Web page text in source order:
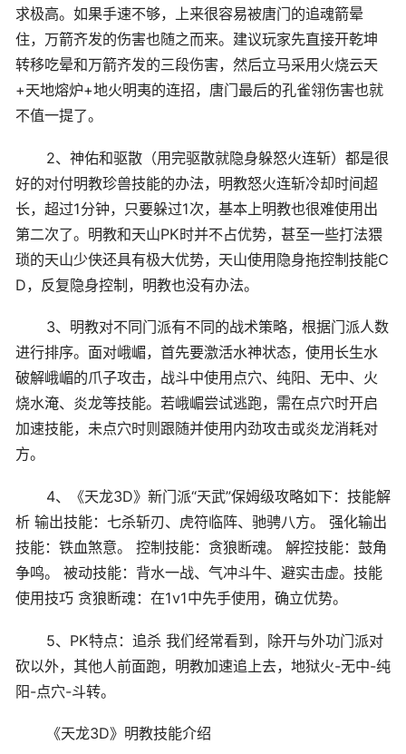
求极高。如果手速不够，上来很容易被唐门的追魂箭晕
住，万箭齐发的伤害也随之而来。建议玩家先直接开乾坤
转移吃晕和万箭齐发的三段伤害，然后立马采用火烧云天
+天地熔炉+地火明夷的连招，唐门最后的孔雀翎伤害也就
不值一提了。
2、神佑和驱散（用完驱散就隐身躲怒火连斩）都是很
好的对付明教珍兽技能的办法，明教怒火连斩冷却时间超
长，超过1分钟，只要躲过1次，基本上明教也很难使用出
第二次了。明教和天山PK时并不占优势，甚至一些打法猥
琐的天山少侠还具有极大优势，天山使用隐身拖控制技能C
D，反复隐身控制，明教也没有办法。
3、明教对不同门派有不同的战术策略，根据门派人数
进行排序。面对峨嵋，首先要激活水神状态，使用长生水
破解峨嵋的爪子攻击，战斗中使用点穴、纯阳、无中、火
烧水淹、炎龙等技能。若峨嵋尝试逃跑，需在点穴时开启
加速技能，未点穴时则跟随并使用内劲攻击或炎龙消耗对
方。
4、《天龙3D》新门派“天武”保姆级攻略如下：技能解
析 输出技能：七杀斩刃、虎符临阵、驰骋八方。 强化输出
技能：铁血煞意。 控制技能：贪狼断魂。 解控技能：鼓角
争鸣。 被动技能：背水一战、气冲斗牛、避实击虚。技能
使用技巧 贪狼断魂：在1v1中先手使用，确立优势。
5、PK特点：追杀 我们经常看到，除开与外功门派对
砍以外，其他人前面跑，明教加速追上去，地狱火-无中-纯
阳-点穴-斗转。
《天龙3D》明教技能介绍